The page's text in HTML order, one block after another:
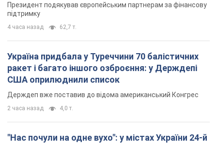
Президент подякував європейським партнерам за фінансову
підтримку
4 часа назад 62,7 т.
Україна придбала у Туреччини 70 балістичних
ракет і багато іншого озброєння: у Держдепі
США оприлюднили список
Держдеп вже поставив до відома американський Конгрес
2 часа назад 4,0 т.
"Нас почули на одне вухо": у містах України 24-й